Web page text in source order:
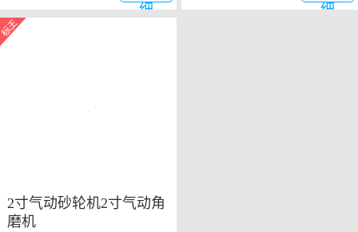
细
细
2寸气动砂轮机2寸气动角
磨机